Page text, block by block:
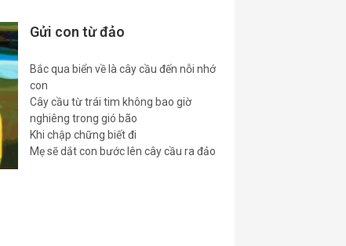
Gửi con từ đảo
Bắc qua biển về là cây cầu đến nỗi nhớ
con
Cây cầu từ trái tim không bao giờ
nghiêng trong gió bão
Khi chập chững biết đi
Mẹ sẽ dắt con bước lên cây cầu ra đảo